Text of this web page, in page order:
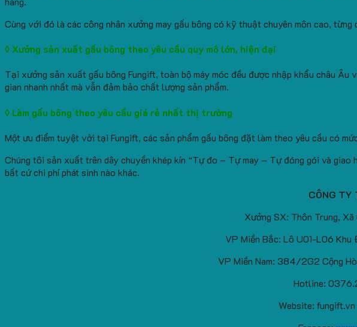
Cùng với đó là các công nhân xưởng may gấu bông có kỹ thuật chuyên môn cao,
◊ Xưởng sản xuất gấu bông theo yêu cầu quy mô lớn, hiện đại
Tại xưởng sản xuất gấu bông Fungift, toàn bộ máy móc đều được nhập khẩu châu
gian nhanh nhất mà vẫn đảm bảo chất lượng sản phẩm.
◊ Làm gấu bông theo yêu cầu giá rẻ nhất thị trường
Một ưu điểm tuyệt vời tại Fungift, các sản phẩm gấu bông đặt làm theo yêu cầu có
Chúng tôi sản xuất trên dây chuyền khép kín “Tự đo – Tự may – Tự đóng gói và
bất cứ chi phí phát sinh nào khác.
CÔNG TY
Xưởng SX: Thôn Trung,
VP Miền Bắc: Lô U01-L06 Khu
VP Miền Nam: 384/2G2 Cộng
Hotline:
Website: